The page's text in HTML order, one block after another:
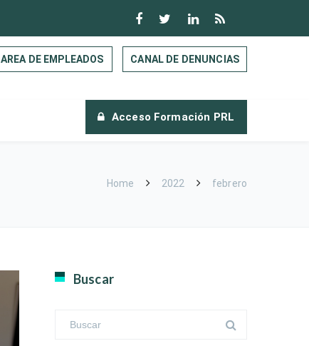
AREA DE EMPLEADOS CANAL DE DENUNCIAS
Acceso Formación PRL
Home 2022 febrero
Buscar